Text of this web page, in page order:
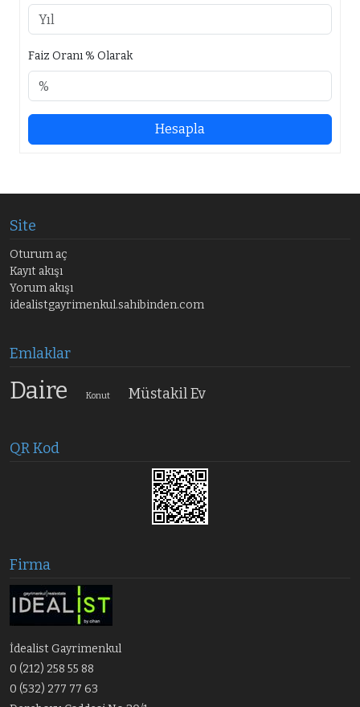
Faiz Oranı % Olarak
Hesapla
Site
Oturum aç
Kayıt akışı
Yorum akışı
idealistgayrimenkul.sahibinden.com
Emlaklar
Daire Konut Müstakil Ev
QR Kod
Firma
İdealist Gayrimenkul
0 (212) 258 55 88
0 (532) 277 77 63